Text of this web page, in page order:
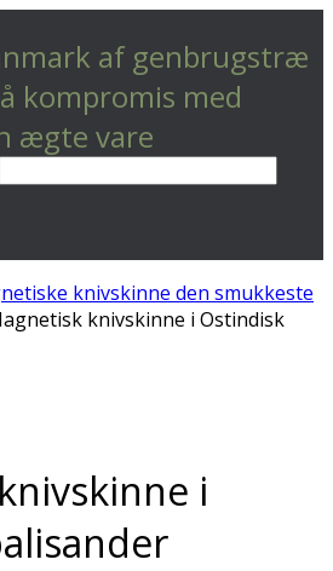
af genbrugstræ
kompromis med
ægte vare
knivskinne den smukkeste
knivskinne i Ostindisk
i